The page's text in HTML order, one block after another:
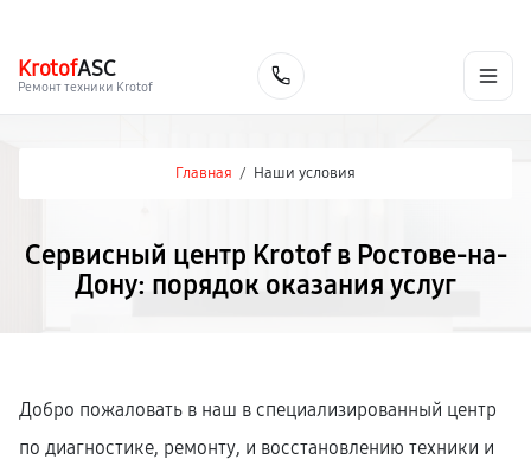
KrotofASC
Ремонт техники Krotof
Главная / Наши условия
Сервисный центр Krotof в Ростове-на-
Дону: порядок оказания услуг
Добро пожаловать в наш в специализированный центр
по диагностике, ремонту, и восстановлению техники и